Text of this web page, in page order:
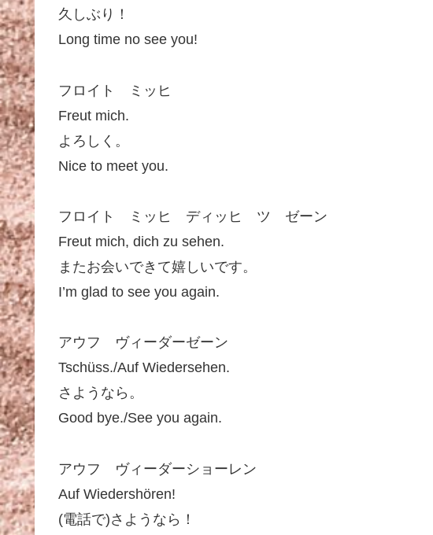
久しぶり！
Long time no see you!
フロイト ミッヒ
Freut mich.
よろしく。
Nice to meet you.
フロイト ミッヒ ディッヒ ツ ゼーン
Freut mich, dich zu sehen.
またお会いできて嬉しいです。
I’m glad to see you again.
アウフ ヴィーダーゼーン
Tschüss./Auf Wiedersehen.
さようなら。
Good bye./See you again.
アウフ ヴィーダーショーレン
Auf Wiedershören!
(電話で)さようなら！